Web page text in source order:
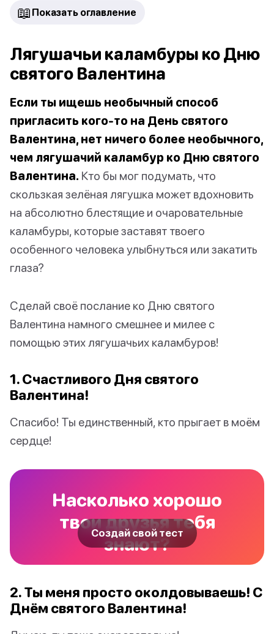
📖 Показать оглавление
Лягушачьи каламбуры ко Дню
святого Валентина
Если ты ищешь необычный способ
пригласить кого-то на День святого
Валентина, нет ничего более необычного,
чем лягушачий каламбур ко Дню святого
Валентина. Кто бы мог подумать, что
скользкая зелёная лягушка может вдохновить
на абсолютно блестящие и очаровательные
каламбуры, которые заставят твоего
особенного человека улыбнуться или закатить
глаза?
Сделай своё послание ко Дню святого
Валентина намного смешнее и милее с
помощью этих лягушачьих каламбуров!
1. Счастливого Дня святого
Валентина!
Спасибо! Ты единственный, кто прыгает в моём
сердце!
Насколько хорошо
твои друзья тебя
знают?
Создай свой тест
2. Ты меня просто околдовываешь! С
Днём святого Валентина!